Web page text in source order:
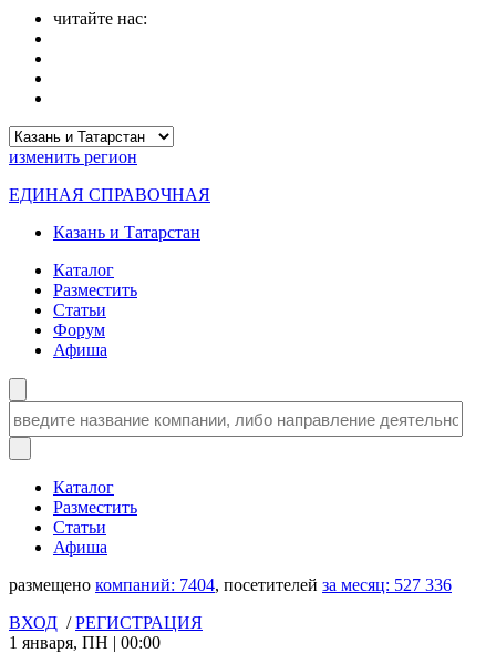
читайте нас:
изменить регион
ЕДИНАЯ СПРАВОЧНАЯ
Казань и Татарстан
Каталог
Разместить
Статьи
Форум
Афиша
Каталог
Разместить
Статьи
Афиша
размещено компаний: 7404, посетителей за месяц: 527 336
ВХОД /РЕГИСТРАЦИЯ
1 января, ПН | 00:00